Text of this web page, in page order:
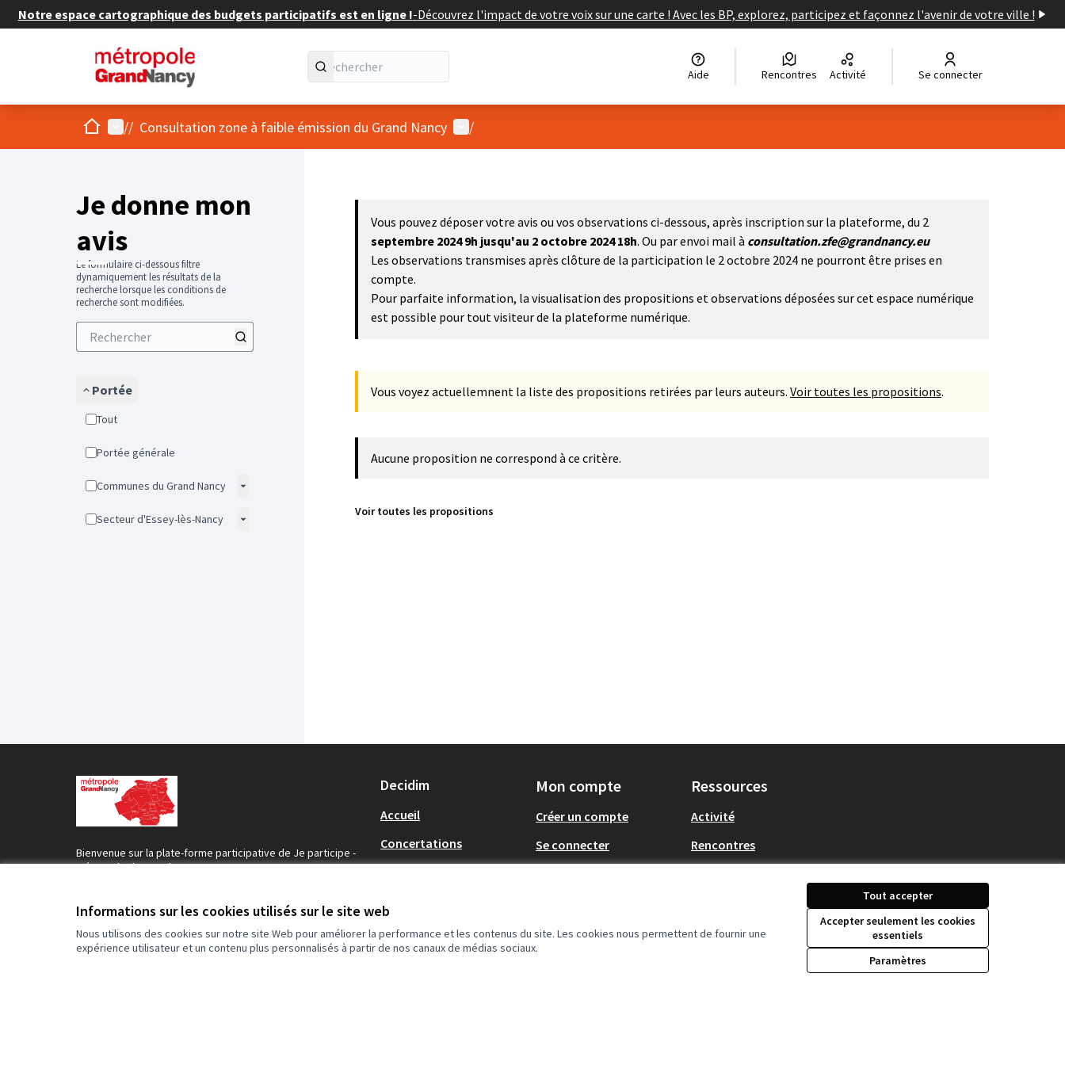
Informations sur les cookies utilisés sur le site web
Nous utilisons des cookies sur notre site Web pour améliorer la performance et les contenus du site. Les cookies nous permettent de fournir une
expérience utilisateur et un contenu plus personnalisés à partir de nos canaux de médias sociaux.
Tout accepter
Accepter seulement les cookies
essentiels
Paramètres
Notre espace cartographique des budgets participatifs est en ligne !-Découvrez l'impact de votre voix sur une carte ! Avec les BP, explorez, participez et façonnez l'avenir de votre ville !
Aide Rencontres Activité Se connecter
AccueilMenu principal
// Consultation zone à faible émission du Grand Nancy Menu utilisateur
/
Je donne mon
avis
Le formulaire ci-dessous filtre
dynamiquement les résultats de la
recherche lorsque les conditions de
recherche sont modifiées.
Portée
Tout
Portée générale
Communes du Grand Nancy
Secteur d'Essey-lès-Nancy
Vous pouvez déposer votre avis ou vos observations ci-dessous, après inscription sur la plateforme, du 2
septembre 2024 9h jusqu'au 2 octobre 2024 18h. Ou par envoi mail à consultation.zfe@grandnancy.eu
Les observations transmises après clôture de la participation le 2 octobre 2024 ne pourront être prises en
compte.
Pour parfaite information, la visualisation des propositions et observations déposées sur cet espace numérique
est possible pour tout visiteur de la plateforme numérique.
Vous voyez actuellemnent la liste des propositions retirées par leurs auteurs. Voir toutes les propositions.
Aucune proposition ne correspond à ce critère.
Voir toutes les propositions
Bienvenue sur la plate-forme participative de Je participe -
Métropole du Grand Nancy .
Rejoignez le mouvement, participez et décidez, ensemble.
Decidim
Accueil
Concertations
Communes du Grand
Nancy
Mon compte
Créer un compte
Se connecter
Ressources
Activité
Rencontres